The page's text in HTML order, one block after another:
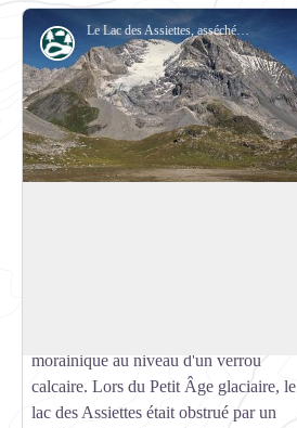
Le Lac des Assiettes, asséché (Pralognan la Vanoise. PNV CP). Vue sur le Glacier des Grands Couloirs et la Grande Casse. - PNV - GOTTI Christophe
Lac
morainique au niveau d'un verrou
calcaire. Lors du Petit Âge glaciaire, le
lac des Assiettes était obstrué par un